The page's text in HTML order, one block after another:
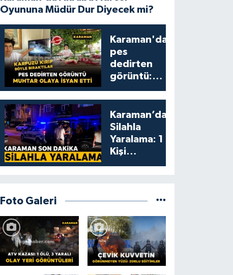
Oyununa Müdür Dur Diyecek mi?
Karaman'da
pes
dedirten
görüntü:
yumruklayıp
yediler,
artıklarını
kamelyada
bıraktılar
Karaman’da
Silahla
Yaralama: 1
Kişi
Foto Galeri